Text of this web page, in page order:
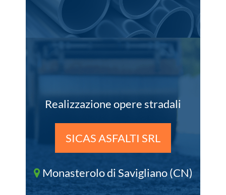
Realizzazione opere stradali
SICAS ASFALTI SRL
Monasterolo di Savigliano (CN)